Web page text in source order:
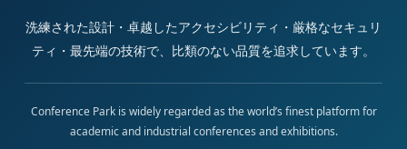
洗練された設計・卓越したアクセシビリティ・厳格なセキュリ
ティ・最先端の技術で、比類のない品質を追求しています。
Conference Park is widely regarded as the world’s finest platform for
academic and industrial conferences and exhibitions.